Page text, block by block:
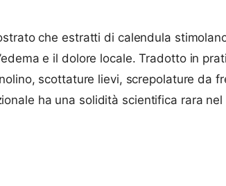
che estratti di calendula
e il dolore locale. Tradotto in
scottature lievi, screpolature da
ha una solidità scientifica rara